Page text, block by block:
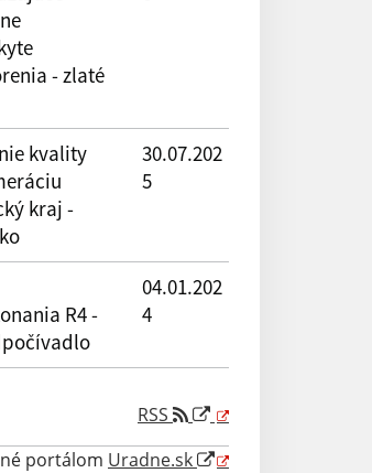
- zlaté
kvality
kraj -
30.07.202
5
R4 -
04.01.202
4
RSS
portálom Uradne.sk